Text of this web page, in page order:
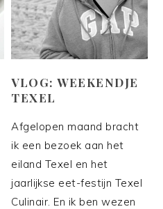
VLOG: WEEKENDJE
TEXEL
Afgelopen maand bracht
ik een bezoek aan het
eiland Texel en het
jaarlijkse eet-festijn Texel
Culinair. En ik ben wezen